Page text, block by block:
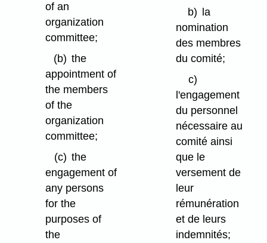
of an
organization
committee;
(b) the
appointment of
the members
of the
organization
committee;
(c) the
engagement of
any persons
for the
purposes of
the
b) la
nomination
des membres
du comité;
c)
l'engagement
du personnel
nécessaire au
comité ainsi
que le
versement de
leur
rémunération
et de leurs
indemnités;